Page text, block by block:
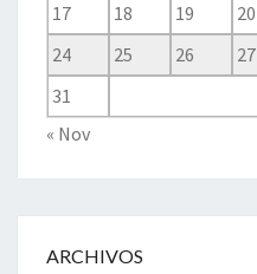
17
18 19 20
24
25 26 27
31
« Nov
ARCHIVOS